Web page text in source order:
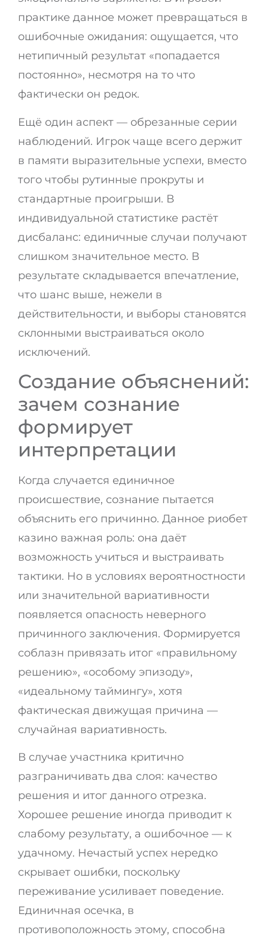
практике данное может превращаться в
ошибочные ожидания: ощущается, что
нетипичный результат «попадается
постоянно», несмотря на то что
фактически он редок.
Ещё один аспект — обрезанные серии
наблюдений. Игрок чаще всего держит
в памяти выразительные успехи, вместо
того чтобы рутинные прокруты и
стандартные проигрыши. В
индивидуальной статистике растёт
дисбаланс: единичные случаи получают
слишком значительное место. В
результате складывается впечатление,
что шанс выше, нежели в
действительности, и выборы становятся
склонными выстраиваться около
исключений.
Создание объяснений:
зачем сознание
формирует
интерпретации
Когда случается единичное
происшествие, сознание пытается
объяснить его причинно. Данное риобет
казино важная роль: она даёт
возможность учиться и выстраивать
тактики. Но в условиях вероятностности
или значительной вариативности
появляется опасность неверного
причинного заключения. Формируется
соблазн привязать итог «правильному
решению», «особому эпизоду»,
«идеальному таймингу», хотя
фактическая движущая причина —
случайная вариативность.
В случае участника критично
разграничивать два слоя: качество
решения и итог данного отрезка.
Хорошее решение иногда приводит к
слабому результату, а ошибочное — к
удачному. Нечастый успех нередко
скрывает ошибки, поскольку
переживание усиливает поведение.
Единичная осечка, в
противоположность этому, способна